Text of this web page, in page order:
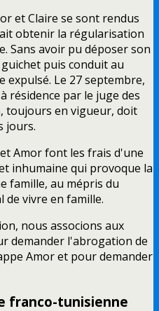
et Claire se sont rendus
obtenir la régularisation
Sans avoir pu déposer son
puis conduit au
Le 27 septembre,
résidence par le juge des
toujours en vigueur, doit
jours.
Amor font les frais d'une
inhumaine qui provoque la
famille, au mépris du
vivre en famille.
nous associons aux
demander l'abrogation de
Amor et pour demander
franco-tunisienne